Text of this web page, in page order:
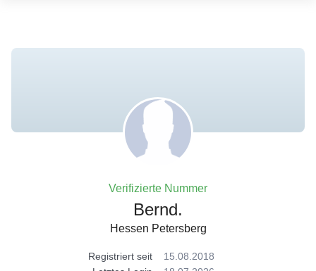
Verifizierte Nummer
Bernd.
Hessen Petersberg
Registriert seit
15.08.2018